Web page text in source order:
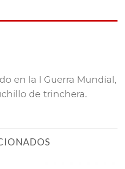
en la I Guerra Mundial,
de trinchera.